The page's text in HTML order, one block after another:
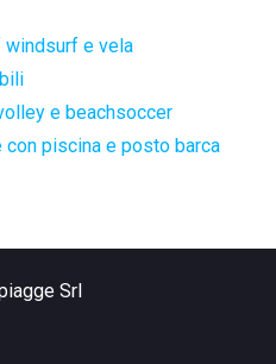
e vela
e beachsoccer
con piscina e posto barca
Srl